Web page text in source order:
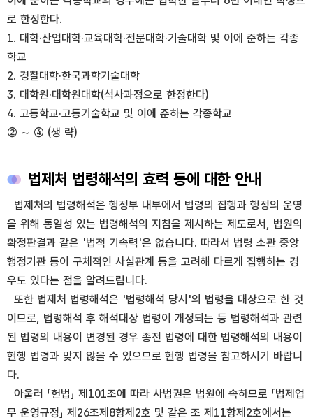
로 한정한다.
1. 대학·산업대학·교육대학·전문대학·기술대학 및 이에 준하는 각종
학교
2. 경찰대학·한국과학기술대학
3. 대학원·대학원대학(석사과정으로 한정한다)
4. 고등학교·고등기술학교 및 이에 준하는 각종학교
② ∼ ④ (생 략)
법제처 법령해석의 효력 등에 대한 안내
법제처의 법령해석은 행정부 내부에서 법령의 집행과 행정의 운영
을 위해 통일성 있는 법령해석의 지침을 제시하는 제도로서, 법원의
확정판결과 같은 '법적 기속력'은 없습니다. 따라서 법령 소관 중앙
행정기관 등이 구체적인 사실관계 등을 고려해 다르게 집행하는 경
우도 있다는 점을 알려드립니다.
또한 법제처 법령해석은 '법령해석 당시'의 법령을 대상으로 한 것
이므로, 법령해석 후 해석대상 법령이 개정되는 등 법령해석과 관련
된 법령의 내용이 변경된 경우 종전 법령에 대한 법령해석의 내용이
현행 법령과 맞지 않을 수 있으므로 현행 법령을 참고하시기 바랍니
다.
아울러 「헌법」 제101조에 따라 사법권은 법원에 속하므로 「법제업
무 운영규정」 제26조제8항제2호 및 같은 조 제11항제2호에서는